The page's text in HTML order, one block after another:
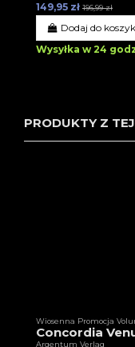
149,95 zł 196,99 zł
Dodaj do
Wysyłka w 24
PRODUKTY Z
Wiosenna Promocja
Concordia
Argentum Verlag